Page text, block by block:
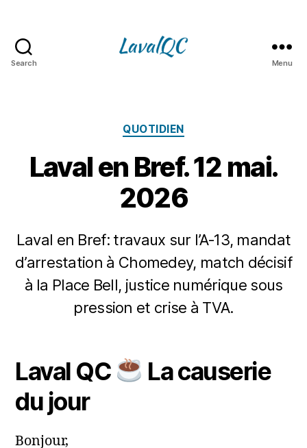
Search Menu
Catégories
QUOTIDIEN
Laval en Bref. 12 mai.
2026
Laval en Bref: travaux sur l’A‑13, mandat
d’arrestation à Chomedey, match décisif
à la Place Bell, justice numérique sous
pression et crise à TVA.
l'article
P
a
ri
a
l’article
2
m
2
Laval QC
La causerie
du jour
Bonjour,